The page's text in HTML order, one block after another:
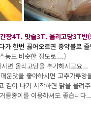
장4T. 맛술3T. 올리고당3T반
가 한번 끓어오르면 중약불로
농도 비슷한 정도로....)
면 올리고당을 추가하시고요...
맛을 좋아하시면 고추가루양
김이 나기 시작하면 닭을 올려
름종이를 이용하셔도 좋습니다...